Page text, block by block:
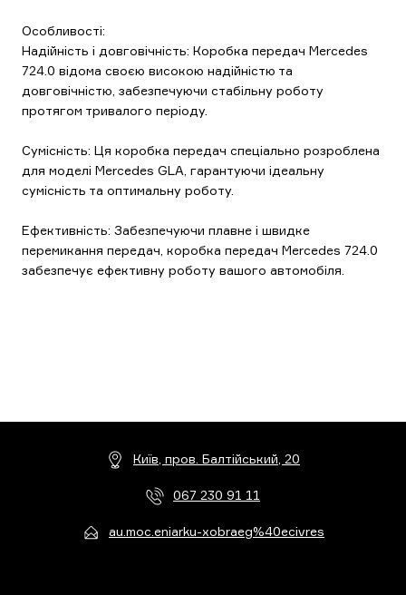
Особливості:
Надійність і довговічність: Коробка передач Mercedes
724.0 відома своєю високою надійністю та
довговічністю, забезпечуючи стабільну роботу
протягом тривалого періоду.
Сумісність: Ця коробка передач спеціально розроблена
для моделі Mercedes GLA, гарантуючи ідеальну
сумісність та оптимальну роботу.
Ефективність: Забезпечуючи плавне і швидке
перемикання передач, коробка передач Mercedes 724.0
забезпечує ефективну роботу вашого автомобіля.
Київ, пров. Балтійський, 20
067 230 91 11
au.moc.eniarku-xobraeg%40ecivres